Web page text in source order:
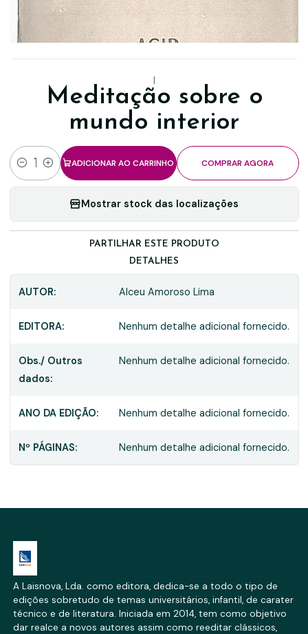
|
Meditação sobre o
mundo interior
Quantidade
ADICIONAR AO CARRINHO COMPRAR AGORA
Mostrar stock das localizações
PARTILHAR ESTE PRODUTO
DETALHES
AUTOR: Alceu Amoroso Lima
EDITORA: Nenhum detalhe adicional fornecido.
Obs./ Outros
dados:
Nenhum detalhe adicional fornecido.
ANO DA EDIÇÃO: Nenhum detalhe adicional fornecido.
Nº PÁGINAS: Nenhum detalhe adicional fornecido.
A Laisnova, Lda. como editora, dedica-se a todo o tipo de
edições sobretudo de temas universitários, infantil, de carater
técnico e de literatura. Iniciada em 2014, tem como objetivo
dar realce a novos autores assim como reeditar clássicos,